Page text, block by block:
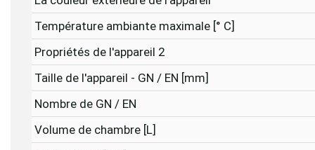
Température ambiante maximale [° C]
Propriétés de l'appareil 2
Taille de l'appareil - GN / EN [mm]
Nombre de GN / EN
Volume de chambre [L]